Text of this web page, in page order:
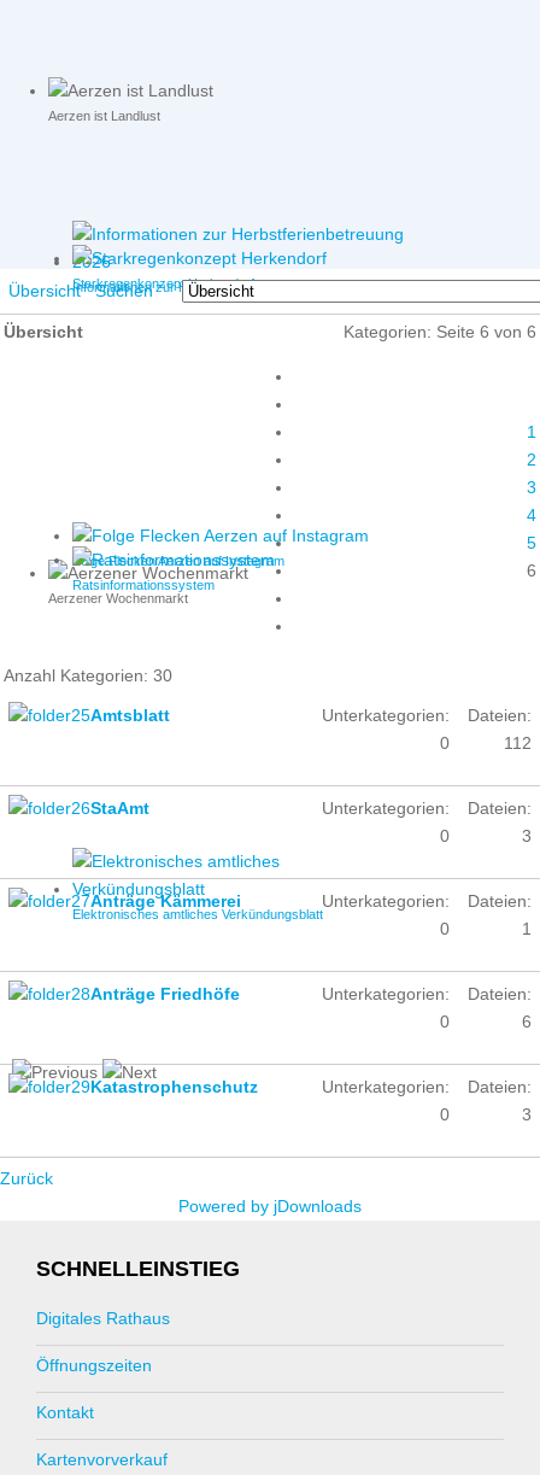
Aerzen ist Landlust
Aerzener Wochenmarkt
Informationen zur Herbstferienbetreuung 2026
Folge Flecken Aerzen auf Instagram
Starkregenkonzept Herkendorf
Ratsinformationssystem
Elektronisches amtliches Verkündungsblatt
Übersicht Suchen
Übersicht Kategorien: Seite 6 von 6
1
2
3
4
5
6
Anzahl Kategorien: 30
Amtsblatt
Unterkategorien:
0
Dateien:
112
StaAmt
Unterkategorien:
0
Dateien:
3
Anträge Kämmerei
Unterkategorien:
0
Dateien:
1
Anträge Friedhöfe
Unterkategorien:
0
Dateien:
6
Katastrophenschutz
Unterkategorien:
0
Dateien:
3
Zurück
Powered by jDownloads
SCHNELLEINSTIEG
Digitales Rathaus
Öffnungszeiten
Kontakt
Kartenvorverkauf